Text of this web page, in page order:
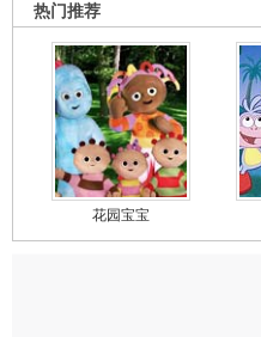
热门推荐
花园宝宝